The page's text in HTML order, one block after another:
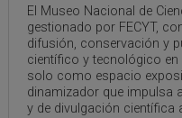
El Museo Nacional de
gestionado por FECYT,
difusión, conservación y
científico y tecnológico en
solo como espacio
dinamizador que impulsa
y de divulgación científica